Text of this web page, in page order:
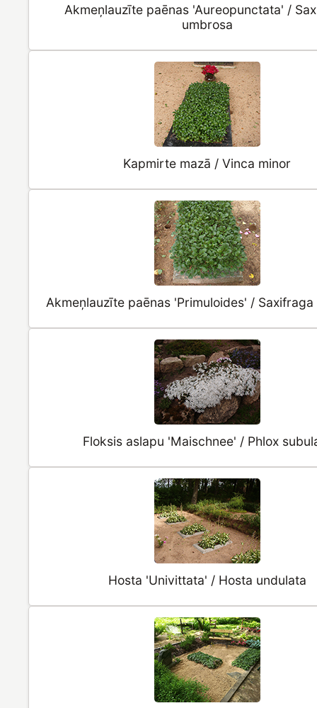
Akmeņlauzīte paēnas 'Aureopunctata' /
umbrosa
Kapmirte mazā / Vinca minor
Akmeņlauzīte paēnas 'Primuloides' /
Floksis aslapu 'Maischnee' / Phlox
Hosta 'Univittata' / Hosta undulata